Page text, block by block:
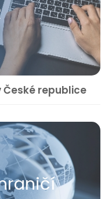
České republice